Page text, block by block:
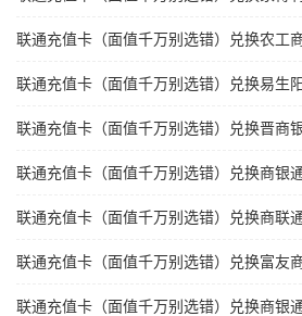
联通充值卡（面值千万别选错）兑换农工
联通充值卡（面值千万别选错）兑换易生
联通充值卡（面值千万别选错）兑换晋商
联通充值卡（面值千万别选错）兑换商银
联通充值卡（面值千万别选错）兑换商联
联通充值卡（面值千万别选错）兑换富友
联通充值卡（面值千万别选错）兑换商银